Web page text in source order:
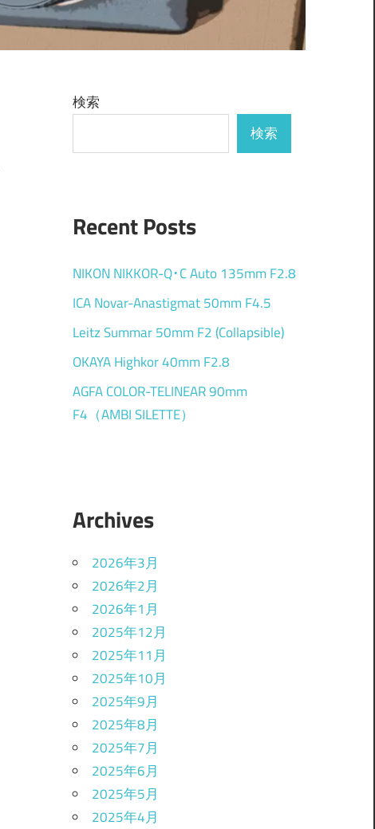
検索
検索
Recent Posts
NIKON NIKKOR-Q･C Auto 135mm F2.8
ICA Novar-Anastigmat 50mm F4.5
Leitz Summar 50mm F2 (Collapsible)
OKAYA Highkor 40mm F2.8
AGFA COLOR-TELINEAR 90mm
F4（AMBI SILETTE）
Archives
2026年3月
2026年2月
2026年1月
2025年12月
2025年11月
2025年10月
2025年9月
2025年8月
2025年7月
2025年6月
2025年5月
2025年4月